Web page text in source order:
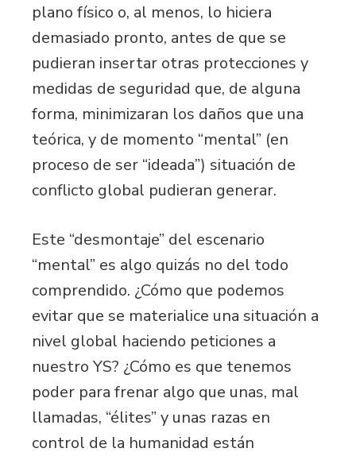
plano físico o, al menos, lo hiciera
demasiado pronto, antes de que se
pudieran insertar otras protecciones y
medidas de seguridad que, de alguna
forma, minimizaran los daños que una
teórica, y de momento “mental” (en
proceso de ser “ideada”) situación de
conflicto global pudieran generar.
Este “desmontaje” del escenario
“mental” es algo quizás no del todo
comprendido. ¿Cómo que podemos
evitar que se materialice una situación a
nivel global haciendo peticiones a
nuestro YS? ¿Cómo es que tenemos
poder para frenar algo que unas, mal
llamadas, “élites” y unas razas en
control de la humanidad están